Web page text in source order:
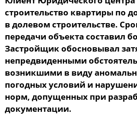
строительство квартиры по
в долевом строительстве.
передачи объекта составил
Застройщик обосновывал
непредвиденными
возникшими в виду
погодных условий и
норм, допущенных при
документации.